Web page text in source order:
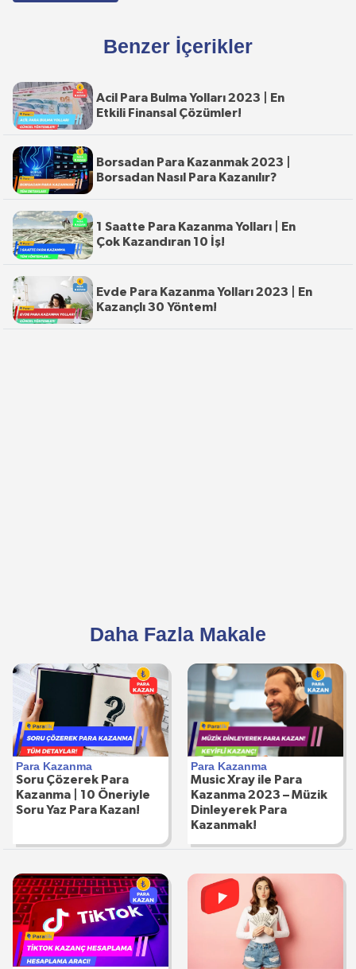
Benzer İçerikler
Acil Para Bulma Yolları 2023 | En
Etkili Finansal Çözümler!
Borsadan Para Kazanmak 2023 |
Borsadan Nasıl Para Kazanılır?
1 Saatte Para Kazanma Yolları | En
Çok Kazandıran 10 İş!
Evde Para Kazanma Yolları 2023 | En
Kazançlı 30 Yöntem!
Daha Fazla Makale
Para Kazanma
Soru Çözerek Para
Kazanma | 10 Öneriyle
Soru Yaz Para Kazan!
Para Kazanma
Music Xray ile Para
Kazanma 2023 – Müzik
Dinleyerek Para
Kazanmak!